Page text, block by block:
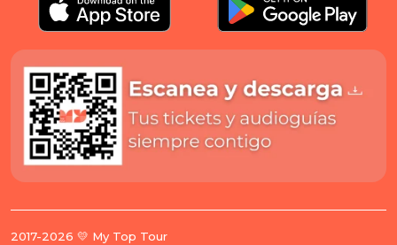
2017-2026 💛 My Top Tour